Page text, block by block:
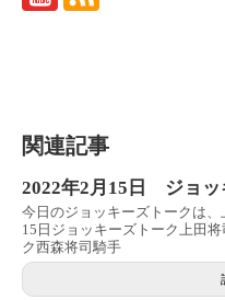
関連記事
2022年2月15日 ジョッ
今日のジョッキーズトークは、
15日ジョッキーズトーク上田
ク西森将司騎手